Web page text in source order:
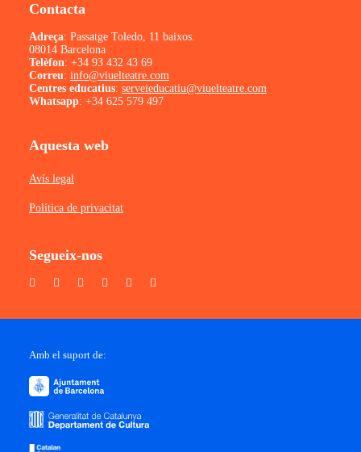
Contacta
Adreça: Passatge Toledo, 11 baixos.
08014 Barcelona
Telèfon: +34 93 432 43 69
Correu: info@viuelteatre.com
Centres educatius: serveieducatiu@viuelteatre.com
Whatsapp: +34 625 579 497
Aquesta web
Avís legal
Política de privacitat
Segueix-nos
Amb el suport de: